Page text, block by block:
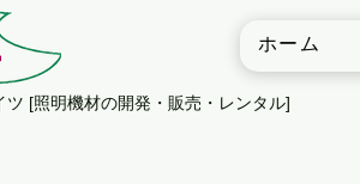
ホーム
ツ [照明機材の開発・販売・レンタル]